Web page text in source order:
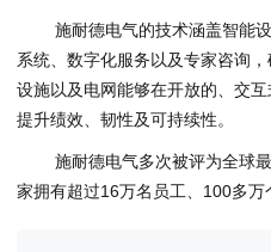
施耐德电气的技术涵盖智能
系统、数字化服务以及专家咨询
设施以及电网能够在开放的、交
提升绩效、韧性及可持续性。
施耐德电气多次被评为全球
家拥有超过16万名员工、100多万